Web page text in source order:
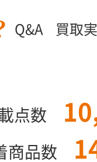
Q&A 買取
点数
商品数